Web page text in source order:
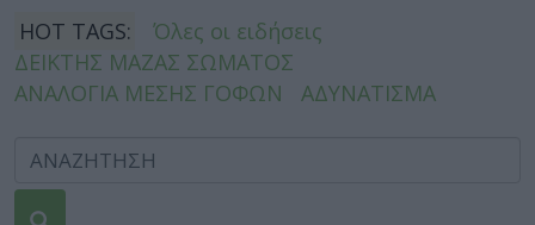
HOT TAGS:
Όλες οι ειδήσεις
ΔΕΙΚΤΗΣ ΜΑΖΑΣ ΣΩΜΑΤΟΣ
ΑΝΑΛΟΓΙΑ ΜΕΣΗΣ ΓΟΦΩΝ
ΑΔΥΝΑΤΙΣΜΑ